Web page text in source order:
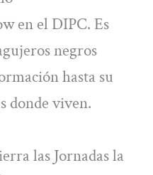
en el DIPC. Es
negros
hasta su
donde viven.
las Jornadas la